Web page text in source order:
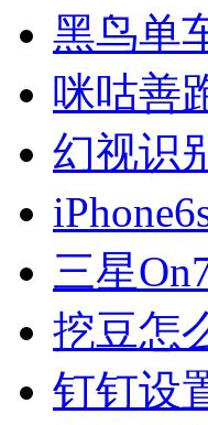
黑鸟单
咪咕善
幻视识
三星
挖豆怎
钉钉设